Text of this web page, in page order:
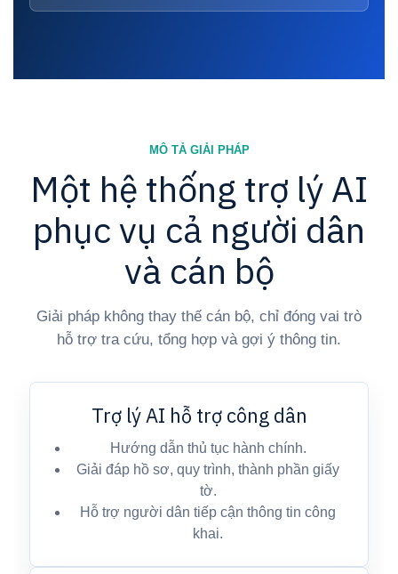
MÔ TẢ GIẢI PHÁP
Một hệ thống trợ lý AI
phục vụ cả người dân
và cán bộ
Giải pháp không thay thế cán bộ, chỉ đóng vai trò
hỗ trợ tra cứu, tổng hợp và gợi ý thông tin.
Trợ lý AI hỗ trợ công dân
Hướng dẫn thủ tục hành chính.
Giải đáp hồ sơ, quy trình, thành phần giấy
tờ.
Hỗ trợ người dân tiếp cận thông tin công
khai.